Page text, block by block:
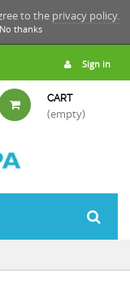
to the privacy policy.
No thanks
Sign in
CART
(empty)